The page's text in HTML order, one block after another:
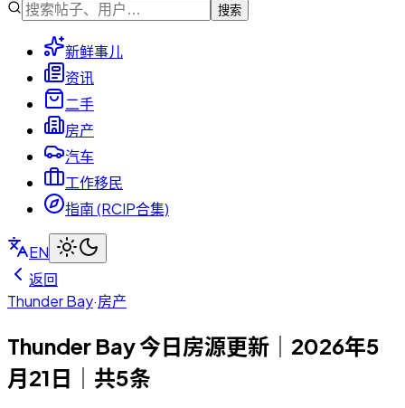
搜索
新鲜事儿
资讯
二手
房产
汽车
工作移民
指南 (RCIP合集)
EN
返回
Thunder Bay·房产
Thunder Bay 今日房源更新｜2026年5
月21日｜共5条